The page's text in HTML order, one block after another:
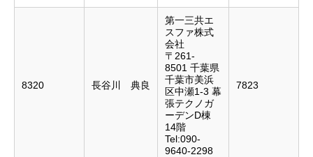
8320 長谷川 典良
第一三共エ
スファ株式
会社
〒261-
8501 千葉県
千葉市美浜
区中瀬1-3 幕
張テクノガ
ーデンD棟
14階
Tel:090-
9640-2298
7823